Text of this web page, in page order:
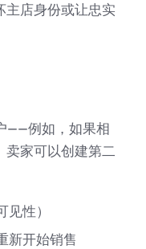
主店身份或让忠实
——例如，如果相
卖家可以创建第二
性）
新开始销售